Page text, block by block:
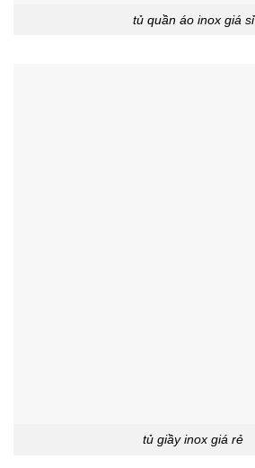
tủ quần áo inox giá sỉ
tủ giầy inox giá rẻ